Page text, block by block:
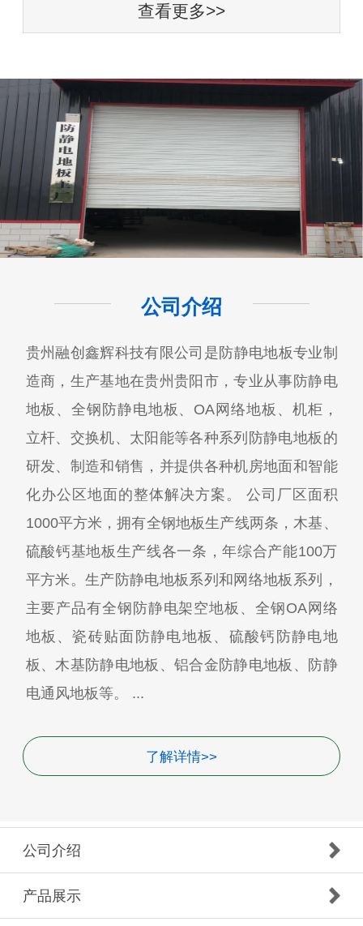
查看更多>>
公司介绍
贵州融创鑫辉科技有限公司​是防静电地板专业制
造商，生产基地在贵州贵阳市，专业从事防静电
地板、全钢防静电地板、OA网络地板、机柜，
立杆、交换机、太阳能等各种系列防静电地板的
研发、制造和销售，并提供各种机房地面和智能
化办公区地面的整体解决方案。 公司厂区面积
1000平方米，拥有全钢地板生产线两条，木基、
硫酸钙基地板生产线各一条，年综合产能100万
平方米。生产防静电地板系列和网络地板系列，
主要产品有全钢防静电架空地板、全钢OA网络
地板、瓷砖贴面防静电地板、硫酸钙防静电地
板、木基防静电地板、铝合金防静电地板、防静
电通风地板等。 ...
了解详情>>
公司介绍
产品展示